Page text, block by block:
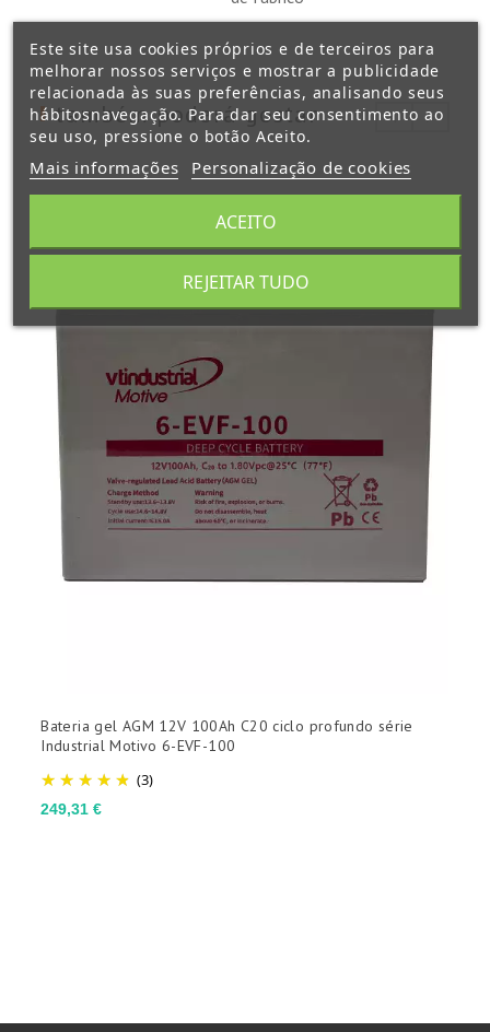
também poderá gostar
(3)
Preço
249,31 €
Bateria gel AGM 12V 100Ah C20 ciclo profundo série
Industrial Motivo 6-EVF-100
Este site usa cookies próprios e de terceiros para
melhorar nossos serviços e mostrar a publicidade
relacionada às suas preferências, analisando seus
hábitosnavegação. Para dar seu consentimento ao
seu uso, pressione o botão Aceito.
Mais informações Personalização de cookies
REJEITAR TUDO
ACEITO